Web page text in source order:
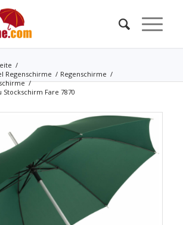
/
Regenschirme / Regenschirme /
/
Fare 7870